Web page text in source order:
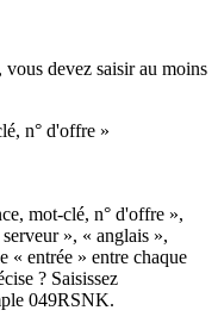
devez saisir au moins
n° d'offre »
mot-clé, n° d'offre »,
», « anglais »,
« entrée » entre chaque
? Saisissez
049RSNK.